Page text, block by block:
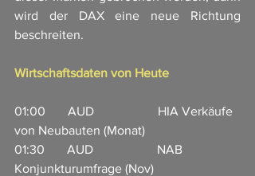
wird der DAX eine neue Richtung
beschreiten.
Wirtschaftsdaten von Heute
01:00       AUD                    HIA Verkäufe
von Neubauten (Monat)
01:30       AUD                    NAB
Konjunkturumfrage (Nov)